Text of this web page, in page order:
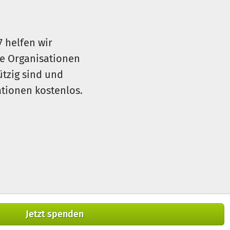
Jetzt spenden
helfen wir
Organisationen
sind und
kostenlos.